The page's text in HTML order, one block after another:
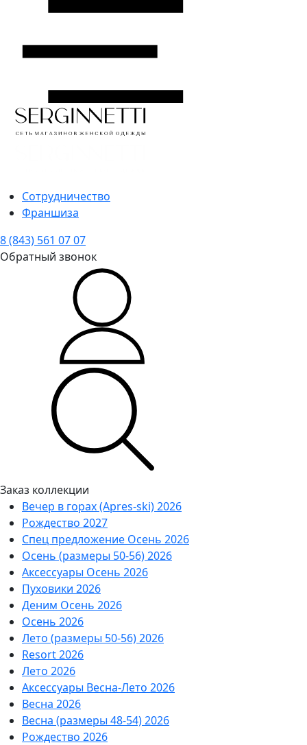
Сотрудничество
Франшиза
8 (843) 561 07 07
Обратный звонок
Заказ коллекции
Вечер в горах (Apres-ski) 2026
Рождество 2027
Спец предложение Осень 2026
Осень (размеры 50-56) 2026
Аксессуары Осень 2026
Пуховики 2026
Деним Осень 2026
Осень 2026
Лето (размеры 50-56) 2026
Resort 2026
Лето 2026
Аксессуары Весна-Лето 2026
Весна 2026
Весна (размеры 48-54) 2026
Рождество 2026